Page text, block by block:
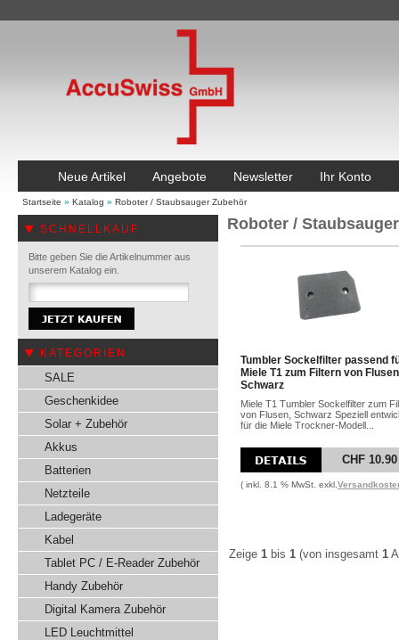
Neue Artikel Angebote Newsletter Ihr Konto
Startseite » Katalog » Roboter / Staubsauger Zubehör
SCHNELLKAUF
Bitte geben Sie die Artikelnummer aus
unserem Katalog ein.
KATEGORIEN
SALE
Geschenkidee
Solar + Zubehör
Akkus
Batterien
Netzteile
Ladegeräte
Kabel
Tablet PC / E-Reader Zubehör
Handy Zubehör
Digital Kamera Zubehör
LED Leuchtmittel
Roboter /
Tumbler Sockelfilter passend
Miele T1 zum Filtern von
Schwarz
Miele T1 Tumbler Sockelfilter zum
von Flusen, Schwarz Speziell
für die Miele Trockner-Modell...
CHF 10.90
( inkl. 8.1 % MwSt. exkl.
Zeige 1 bis 1 (von insgesamt 1